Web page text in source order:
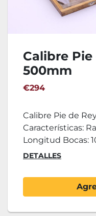
Calibre Pie
500mm
€294
Calibre Pie de
Características:
Longitud Bocas:
DETALLES